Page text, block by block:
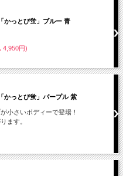
かっとび蛍」ブルー 青
4,950円)
かっとび蛍」パープル 紫
小さいボディーで登場！
ます。